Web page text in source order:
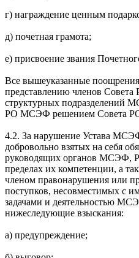
г) награждение ценным
д) почетная грамота;
е) присвоение звания
Все вышеуказанные
представлению членов
структурных подразделений
РО МСЭФ решением Совета
4.2. За нарушение Устава
добровольно взятых на себя
руководящих органов
пределах их компетенции, а
членом правонарушения или
поступков, несовместимых с
задачами и деятельностью
нижеследующие взыскания:
а) предупреждение;